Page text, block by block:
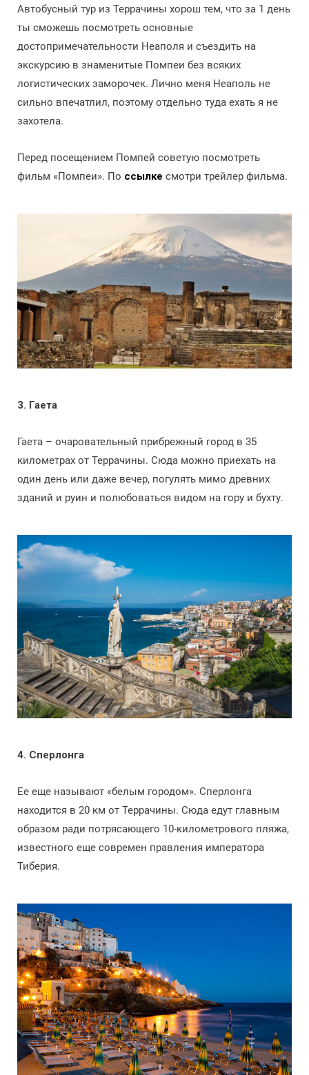
Автобусный тур из Террачины хорош тем, что за 1 день
ты сможешь посмотреть основные
достопримечательности Неаполя и съездить на
экскурсию в знаменитые Помпеи без всяких
логистических заморочек. Лично меня Неаполь не
сильно впечатлил, поэтому отдельно туда ехать я не
захотела.
Перед посещением Помпей советую посмотреть
фильм «Помпеи». По ссылке смотри трейлер фильма.
3. Гаета
Гаета – очаровательный прибрежный город в 35
километрах от Террачины. Сюда можно приехать на
один день или даже вечер, погулять мимо древних
зданий и руин и полюбоваться видом на гору и бухту.
4. Сперлонга
Ее еще называют «белым городом». Сперлонга
находится в 20 км от Террачины. Сюда едут главным
образом ради потрясающего 10-километрового пляжа,
известного еще современ правления императора
Тиберия.